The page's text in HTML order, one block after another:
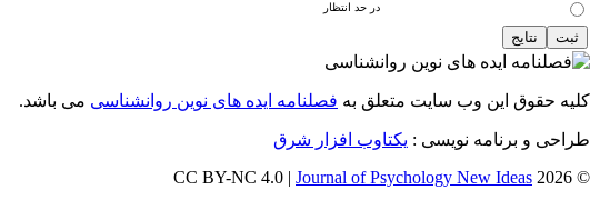
در حد انتظار
کلیه حقوق این وب سایت متعلق به فصلنامه ایده های نوین روانشناسی می باشد.
طراحی و برنامه نویسی : یکتاوب افزار شرق
© 2026 CC BY-NC 4.0 |
Journal of Psychology New Ideas